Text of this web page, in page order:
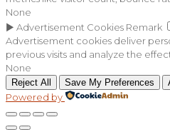
None
► Advertisement Cookies Remark
Advertisement cookies deliver
previous visits and analyze the
None
Reject All Save My Preferences
Powered by